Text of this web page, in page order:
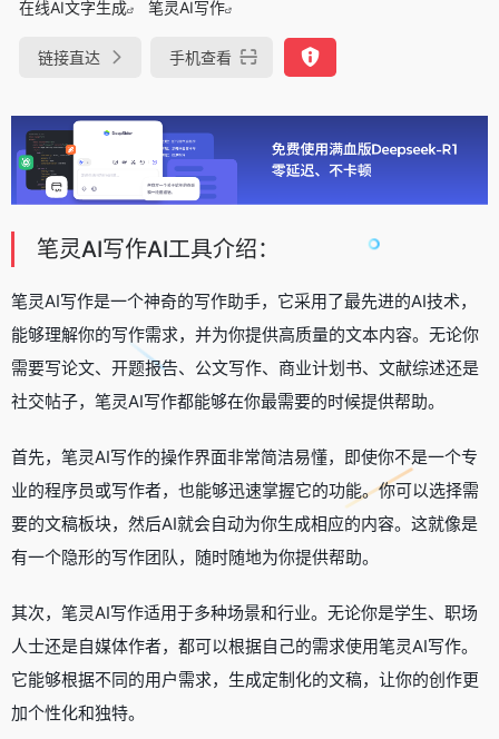
在线AI文字生成
笔灵AI写作
链接直达 手机查看
笔灵AI写作AI工具介绍：
笔灵AI写作是一个神奇的写作助手，它采用了最先进的AI技术，
能够理解你的写作需求，并为你提供高质量的文本内容。无论你
需要写论文、开题报告、公文写作、商业计划书、文献综述还是
社交帖子，笔灵AI写作都能够在你最需要的时候提供帮助。
首先，笔灵AI写作的操作界面非常简洁易懂，即使你不是一个专
业的程序员或写作者，也能够迅速掌握它的功能。你可以选择需
要的文稿板块，然后AI就会自动为你生成相应的内容。这就像是
有一个隐形的写作团队，随时随地为你提供帮助。
其次，笔灵AI写作适用于多种场景和行业。无论你是学生、职场
人士还是自媒体作者，都可以根据自己的需求使用笔灵AI写作。
它能够根据不同的用户需求，生成定制化的文稿，让你的创作更
加个性化和独特。